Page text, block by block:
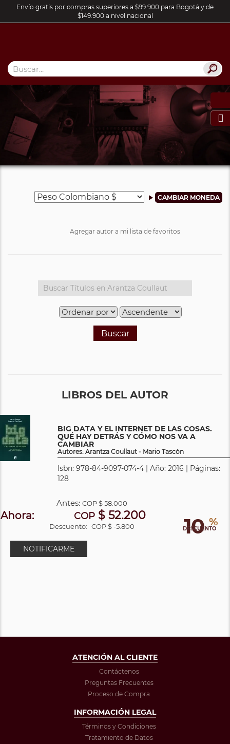
Envío gratis por compras superiores a $99.900 para Bogotá y de
$149.900 a nivel nacional

Agregar autor a mi lista de favoritos
Buscar
LIBROS DEL AUTOR
BIG DATA Y EL INTERNET DE LAS COSAS.
QUÉ HAY DETRÁS Y CÓMO NOS VA A
CAMBIAR
Autores: Arantza Coullaut - Mario Tascón
Isbn: 978-84-9097-074-4 | Año: 2016 | Páginas:
128
10 %
DESCUENTO
Antes:COP$ 58.000
Ahora: COP $ 52.200
Descuento: COP $ -5.800
NOTIFICARME
ATENCIÓN AL CLIENTE
Contáctenos
Preguntas Frecuentes
Proceso de Compra
INFORMACIÓN LEGAL
Términos y Condiciones
Tratamiento de Datos